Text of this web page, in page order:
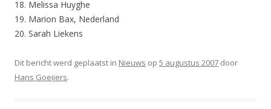
18. Melissa Huyghe
19. Marion Bax, Nederland
20. Sarah Liekens
Dit bericht werd geplaatst in Nieuws op 5 augustus 2007 door
Hans Goeijers.